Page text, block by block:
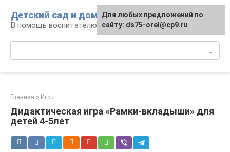
контенту
Детский сад и дом
В помощь воспитателю и родителям
Главная » Игры
Дидактическая игра «Рамки-вкладыши» для
детей 4-5лет
Для любых предложений по
сайту: ds75-orel@cp9.ru